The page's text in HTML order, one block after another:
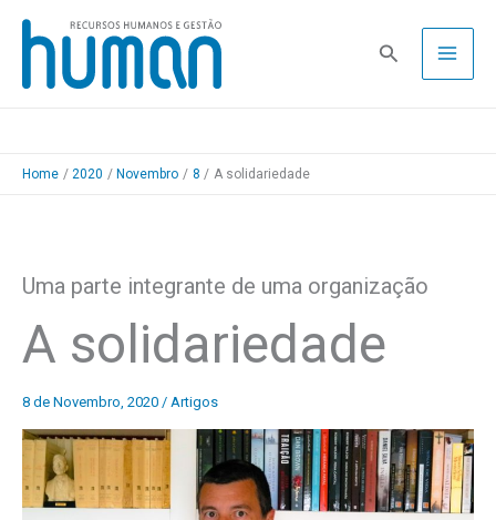
Skip
content
Pesquisa
Home 2020 Novembro 8 A solidariedade
Uma parte integrante de uma organização
A solidariedade
8 de Novembro, 2020 / Artigos